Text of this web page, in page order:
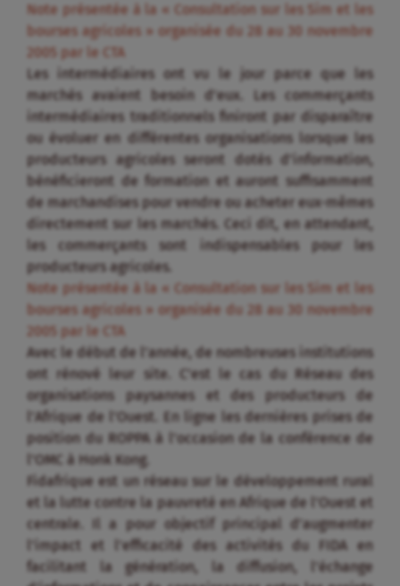
Note présentée à la « Consultation sur les Sim et les
bourses agricoles » organisée du 28 au 30 novembre
2005 par le CTA
Les intermédiaires ont vu le jour parce que les
marchés avaient besoin d’eux. Les commerçants
intermédiaires traditionnels finiront par disparaître
ou évoluer en différentes organisations lorsque les
producteurs agricoles seront dotés d’information,
bénéficieront de formation et auront suffisamment
de marchandises pour vendre ou acheter eux-mêmes
directement sur les marchés. Ceci dit, en attendant,
les commerçants sont indispensables pour les
producteurs agricoles.
Note présentée à la « Consultation sur les Sim et les
bourses agricoles » organisée du 28 au 30 novembre
2005 par le CTA
Avec le début de l’année, de nombreuses institutions
ont rénové leur site. C’est le cas du Réseau des
organisations paysannes et des producteurs de
l’Afrique de l’Ouest. En ligne les dernières prises de
position du ROPPA à l’occasion de la conférence de
l’OMC à Honk Kong.
Fidafrique est un réseau sur le développement rural
et la lutte contre la pauvreté en Afrique de l’Ouest et
centrale. Il a pour objectif principal d’augmenter
l’impact et l’efficacité des activités du FIDA en
facilitant la génération, la diffusion, l’échange